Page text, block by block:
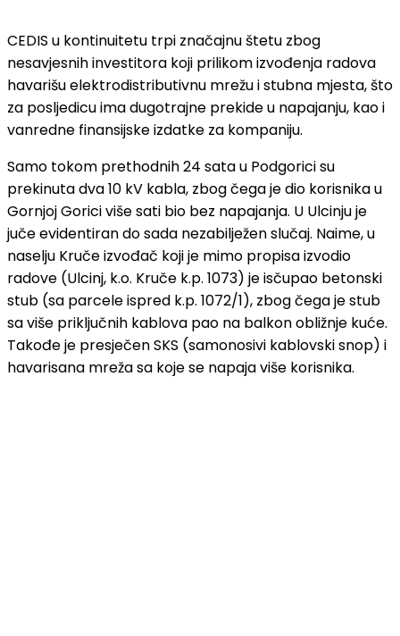
CEDIS u kontinuitetu trpi značajnu štetu zbog
nesavjesnih investitora koji prilikom izvođenja radova
havarišu elektrodistributivnu mrežu i stubna mjesta, što
za posljedicu ima dugotrajne prekide u napajanju, kao i
vanredne finansijske izdatke za kompaniju.
Samo tokom prethodnih 24 sata u Podgorici su
prekinuta dva 10 kV kabla, zbog čega je dio korisnika u
Gornjoj Gorici više sati bio bez napajanja. U Ulcinju je
juče evidentiran do sada nezabilježen slučaj. Naime, u
naselju Kruče izvođač koji je mimo propisa izvodio
radove (Ulcinj, k.o. Kruče k.p. 1073) je isčupao betonski
stub (sa parcele ispred k.p. 1072/1), zbog čega je stub
sa više priključnih kablova pao na balkon obližnje kuće.
Takođe je presječen SKS (samonosivi kablovski snop) i
havarisana mreža sa koje se napaja više korisnika.